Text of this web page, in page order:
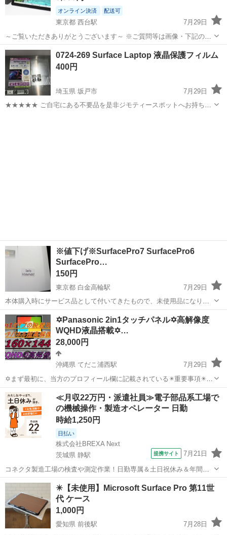
オンライン決済 配送可
東京都 西台駅
7月29日
～ご覧いただきありがとうございます～ ※ご質問等は画像・下記の説
明を全てご確認の上でお願い致します またご購入後は以下の内容すべ
てに同意されたものとします ※値下げ不可※ Surface Go（第1世代）
In...
東京 板橋区 Surface Go
0724-269 Surface Laptop 液晶保護フィルム
400円
埼玉県 坂戸市
7月29日
★★★★★ ご自宅にある不要品を是非ジモティースポットへお持ち込
※値下げ※SurfacePro7 SurfacePro6
SurfacePro…
150円
東京都 白金高輪駅
7月29日
本体購入時にサービス品として付いてきたもので、未使用品になりま
す。
東京 港区 周辺機器
✡️Panasonic 2in1タッチパネル✡️高解像度
WQHD液晶搭載✡️…
28,000円
沖縄県 てだこ浦西駅
7月29日
✡️まず最初に、当方のプロフィール欄に記載されている✴️重要事項✴️を
必ずご覧くださいますよう、お願いします。 ✡️当方のパソコンに、興
味を持ってくださり、ありがとうございます。 ✴️ 常に購入者様の目
線...
沖縄 沖縄市 てだこ浦西駅 ノートパソコン
インストール
≪月収22万円・派遣社員≫電子部品系工場で
の機械操作・製造オペレーター 日勤
時給1,250円
日払い
株式会社BREXA Next
茨城県 静駅
提携サイト 7月21日
コネクタ製造工場の検査や測定作業！日勤専属＆土日祝休み＆年間休
日128日★クリーンルーム内作業★マイカー通勤OK＆無料駐車場あり
★就業先食堂利用可！日払い制度あり！《茨城県常陸大宮市》 人気の
工場のお仕事 ◇コネクタ製造工...
茨城 常陸大宮市 静駅
✴️【未使用】Microsoft Surface Pro 第11世
代 ケース
1,000円
愛知県 前後駅
7月28日